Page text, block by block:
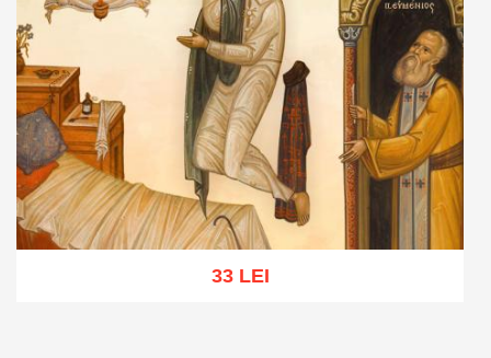
33 LEI